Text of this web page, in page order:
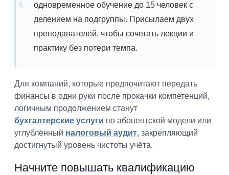
одновременное обучение до 15 человек с
делением на подгруппы. Присылаем двух
преподавателей, чтобы сочетать лекции и
практику без потери темпа.
Для компаний, которые предпочитают передать
финансы в одни руки после прокачки компетенций,
логичным продолжением станут
бухгалтерские услуги по абонентской модели или
углублённый налоговый аудит, закрепляющий
достигнутый уровень чистоты учёта.
Начните повышать квалификацию